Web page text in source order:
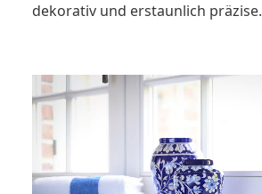
dekorativ und erstaunlich präzise.